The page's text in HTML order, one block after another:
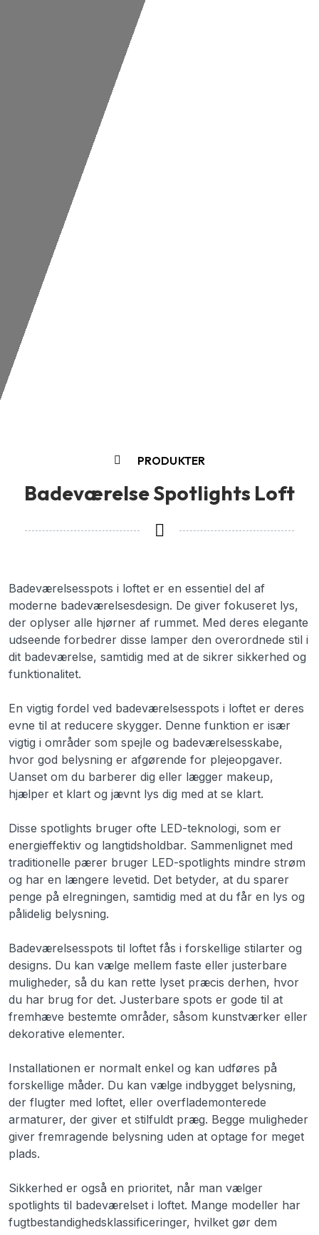
PRODUKTER
Badeværelse Spotlights Loft
Badeværelsesspots i loftet er en essentiel del af
moderne badeværelsesdesign. De giver fokuseret lys,
der oplyser alle hjørner af rummet. Med deres elegante
udseende forbedrer disse lamper den overordnede stil i
dit badeværelse, samtidig med at de sikrer sikkerhed og
funktionalitet.
En vigtig fordel ved badeværelsesspots i loftet er deres
evne til at reducere skygger. Denne funktion er især
vigtig i områder som spejle og badeværelsesskabe,
hvor god belysning er afgørende for plejeopgaver.
Uanset om du barberer dig eller lægger makeup,
hjælper et klart og jævnt lys dig med at se klart.
Disse spotlights bruger ofte LED-teknologi, som er
energieffektiv og langtidsholdbar. Sammenlignet med
traditionelle pærer bruger LED-spotlights mindre strøm
og har en længere levetid. Det betyder, at du sparer
penge på elregningen, samtidig med at du får en lys og
pålidelig belysning.
Badeværelsesspots til loftet fås i forskellige stilarter og
designs. Du kan vælge mellem faste eller justerbare
muligheder, så du kan rette lyset præcis derhen, hvor
du har brug for det. Justerbare spots er gode til at
fremhæve bestemte områder, såsom kunstværker eller
dekorative elementer.
Installationen er normalt enkel og kan udføres på
forskellige måder. Du kan vælge indbygget belysning,
der flugter med loftet, eller overflademonterede
armaturer, der giver et stilfuldt præg. Begge muligheder
giver fremragende belysning uden at optage for meget
plads.
Sikkerhed er også en prioritet, når man vælger
spotlights til badeværelset i loftet. Mange modeller har
fugtbestandighedsklassificeringer, hvilket gør dem